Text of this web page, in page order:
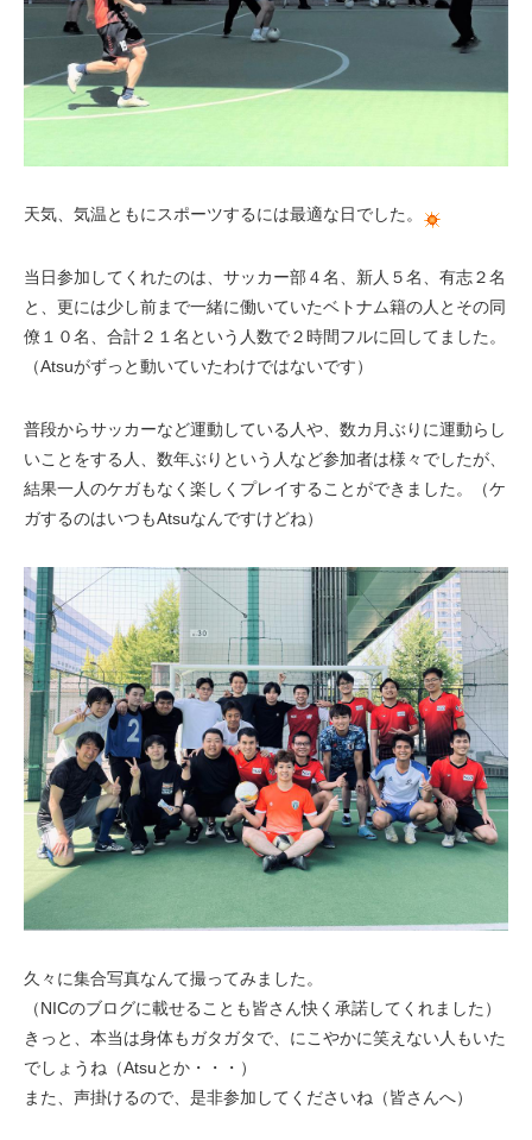
天気、気温ともにスポーツするには最適な日でした。
当日参加してくれたのは、サッカー部４名、新人５名、有志２名
と、更には少し前まで一緒に働いていたベトナム籍の人とその同
僚１０名、合計２１名という人数で２時間フルに回してました。
（Atsuがずっと動いていたわけではないです）
普段からサッカーなど運動している人や、数カ月ぶりに運動らし
いことをする人、数年ぶりという人など参加者は様々でしたが、
結果一人のケガもなく楽しくプレイすることができました。（ケ
ガするのはいつもAtsuなんですけどね）
久々に集合写真なんて撮ってみました。
（NICのブログに載せることも皆さん快く承諾してくれました）
きっと、本当は身体もガタガタで、にこやかに笑えない人もいた
でしょうね（Atsuとか・・・）
また、声掛けるので、是非参加してくださいね（皆さんへ）